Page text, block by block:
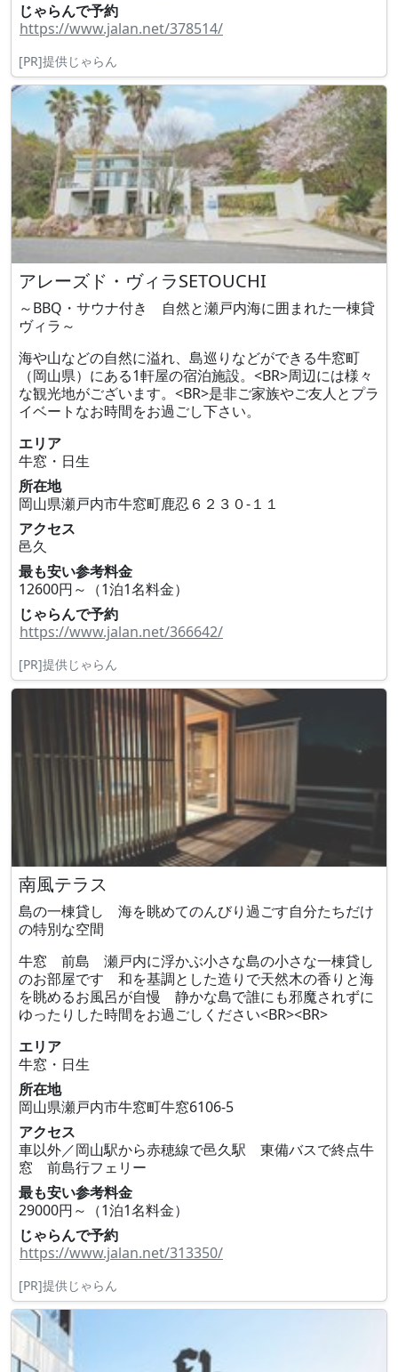
じゃらんで予約
https://www.jalan.net/378514/
[PR]提供じゃらん
アレーズド・ヴィラSETOUCHI
～BBQ・サウナ付き 自然と瀬戸内海に囲まれた一棟貸
ヴィラ～
海や山などの自然に溢れ、島巡りなどができる牛窓町
（岡山県）にある1軒屋の宿泊施設。<BR>周辺には様々
な観光地がございます。<BR>是非ご家族やご友人とプラ
イベートなお時間をお過ごし下さい。
エリア
牛窓・日生
所在地
岡山県瀬戸内市牛窓町鹿忍６２３０‐１１
アクセス
邑久
最も安い参考料金
12600円～（1泊1名料金）
じゃらんで予約
https://www.jalan.net/366642/
[PR]提供じゃらん
南風テラス
島の一棟貸し 海を眺めてのんびり過ごす自分たちだけ
の特別な空間
牛窓 前島 瀬戸内に浮かぶ小さな島の小さな一棟貸し
のお部屋です 和を基調とした造りで天然木の香りと海
を眺めるお風呂が自慢 静かな島で誰にも邪魔されずに
ゆったりした時間をお過ごしください<BR><BR>
エリア
牛窓・日生
所在地
岡山県瀬戸内市牛窓町牛窓6106‐5
アクセス
車以外／岡山駅から赤穂線で邑久駅 東備バスで終点牛
窓 前島行フェリー
最も安い参考料金
29000円～（1泊1名料金）
じゃらんで予約
https://www.jalan.net/313350/
[PR]提供じゃらん